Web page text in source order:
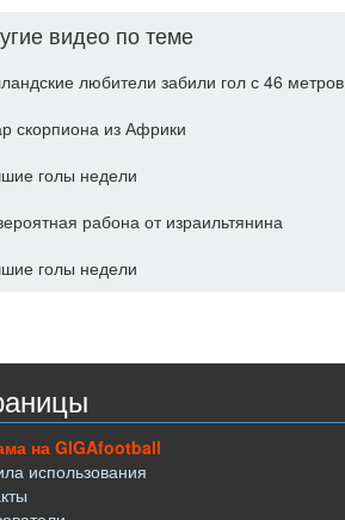
видео по теме
любители забили гол с 46 метров
скорпиона из Африки
голы недели
рабона от израильтянина
голы недели
на GIGAfootball
использования